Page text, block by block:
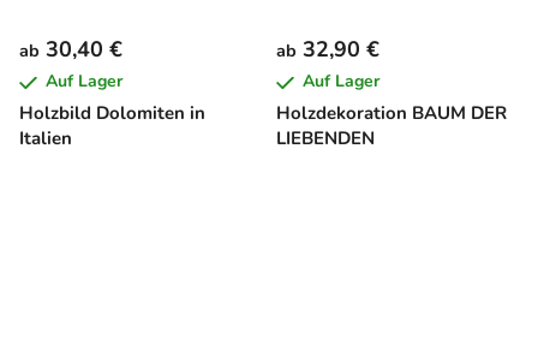
Holzbild Dolomiten in
Italien
ab 30,40 €
Auf Lager
Holzdekoration BAUM DER
LIEBENDEN
ab 32,90 €
Auf Lager